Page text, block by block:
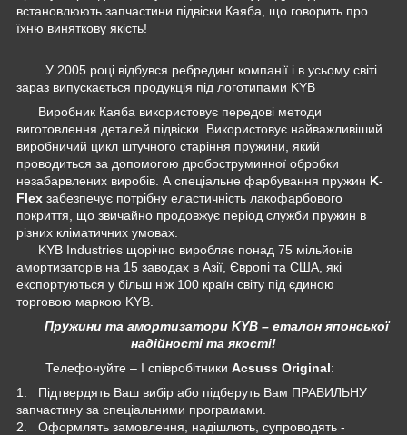
встановлюють запчастини підвіски Каяба, що говорить про
їхню виняткову якість!
У 2005 році відбувся ребрединг компанії і в усьому світі
зараз випускається продукція під логотипами KYB
Виробник Каяба використовує передові методи
виготовлення деталей підвіски. Використовує найважливіший
виробничий цикл штучного старіння пружини, який
проводиться за допомогою дробоструминної обробки
незабарвлених виробів. А спеціальне фарбування пружин K-
Flex забезпечує потрібну еластичність лакофарбового
покриття, що звичайно продовжує період служби пружин в
різних кліматичних умовах.
KYB Industries щорічно виробляє понад 75 мільйонів
амортизаторів на 15 заводах в Азії, Європі та США, які
експортуються у більш ніж 100 країн світу під єдиною
торговою маркою KYB.
Пружини та амортизатори KYB – еталон японської
надійності та якості!
Телефонуйте – І співробітники Acsuss Original:
1. Підтвердять Ваш вибір або підберуть Вам ПРАВИЛЬНУ
запчастину за спеціальними програмами.
2. Оформлять замовлення, надішлють, супроводять -